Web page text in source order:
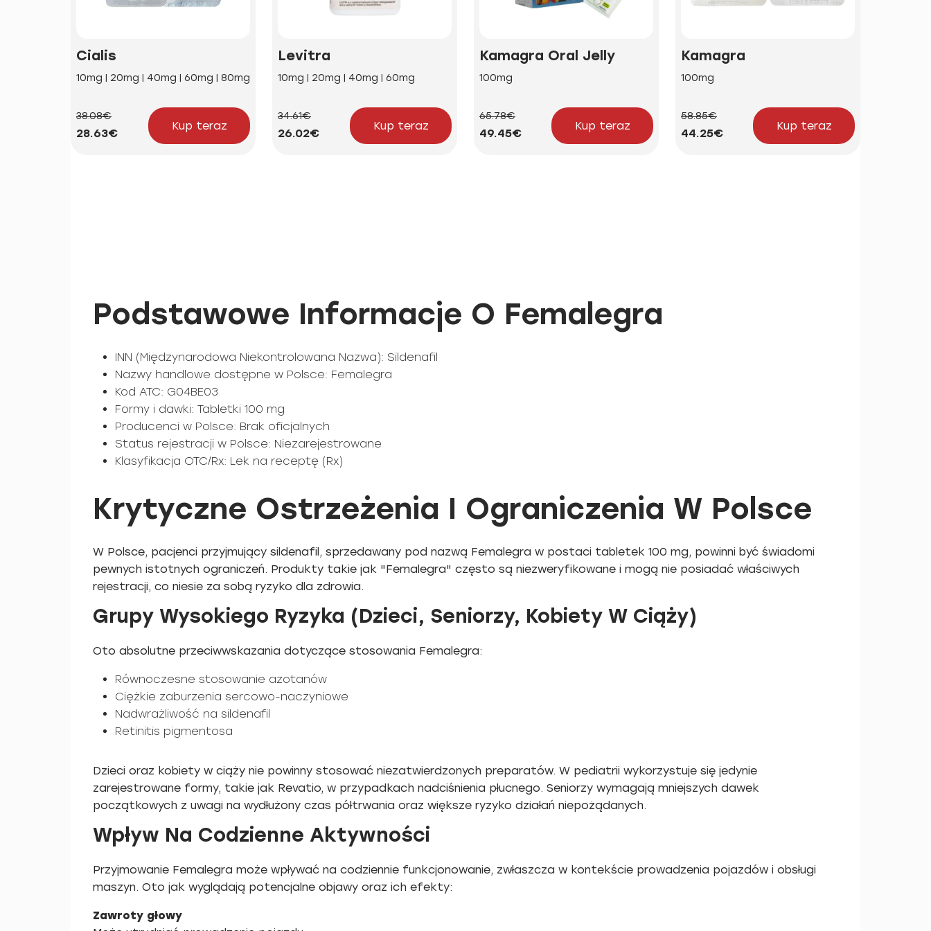
Cialis
10mg | 20mg | 40mg | 60mg | 80mg
38.08€
28.63€
Kup teraz
Levitra
10mg | 20mg | 40mg | 60mg
34.61€
26.02€
Kup teraz
Kamagra Oral Jelly
100mg
65.78€
49.45€
Kup teraz
Kamagra
100mg
58.85€
44.25€
Kup teraz
Podstawowe Informacje O Femalegra
INN (Międzynarodowa Niekontrolowana Nazwa): Sildenafil
Nazwy handlowe dostępne w Polsce: Femalegra
Kod ATC: G04BE03
Formy i dawki: Tabletki 100 mg
Producenci w Polsce: Brak oficjalnych
Status rejestracji w Polsce: Niezarejestrowane
Klasyfikacja OTC/Rx: Lek na receptę (Rx)
Krytyczne Ostrzeżenia I Ograniczenia W Polsce
W Polsce, pacjenci przyjmujący sildenafil, sprzedawany pod nazwą Femalegra w postaci tabletek 100 mg, powinni być świadomi
pewnych istotnych ograniczeń. Produkty takie jak "Femalegra" często są niezweryfikowane i mogą nie posiadać właściwych
rejestracji, co niesie za sobą ryzyko dla zdrowia.
Grupy Wysokiego Ryzyka (Dzieci, Seniorzy, Kobiety W Ciąży)
Oto absolutne przeciwwskazania dotyczące stosowania Femalegra:
Równoczesne stosowanie azotanów
Ciężkie zaburzenia sercowo-naczyniowe
Nadwrażliwość na sildenafil
Retinitis pigmentosa
Dzieci oraz kobiety w ciąży nie powinny stosować niezatwierdzonych preparatów. W pediatrii wykorzystuje się jedynie
zarejestrowane formy, takie jak Revatio, w przypadkach nadciśnienia płucnego. Seniorzy wymagają mniejszych dawek
początkowych z uwagi na wydłużony czas półtrwania oraz większe ryzyko działań niepożądanych.
Wpływ Na Codzienne Aktywności
Przyjmowanie Femalegra może wpływać na codziennie funkcjonowanie, zwłaszcza w kontekście prowadzenia pojazdów i obsługi
maszyn. Oto jak wyglądają potencjalne objawy oraz ich efekty:
Zawroty głowy